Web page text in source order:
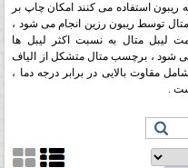
ریبون استفاده می کنند امکان چاپ بر
توسط ریبون رزین انجام می شود ،
لیبل متال به نسبت اکثر لیبل ها
شود ، برچسب متال متشکل از الیاف
مقاوت بالایی در برابر درجه دما ،
.